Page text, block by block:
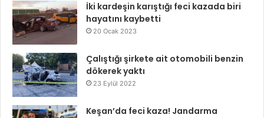
İki kardeşin karıştığı feci kazada biri
hayatını kaybetti
20 Ocak 2023
Çalıştığı şirkete ait otomobili benzin
dökerek yaktı
23 Eylül 2022
Keşan’da feci kaza! Jandarma